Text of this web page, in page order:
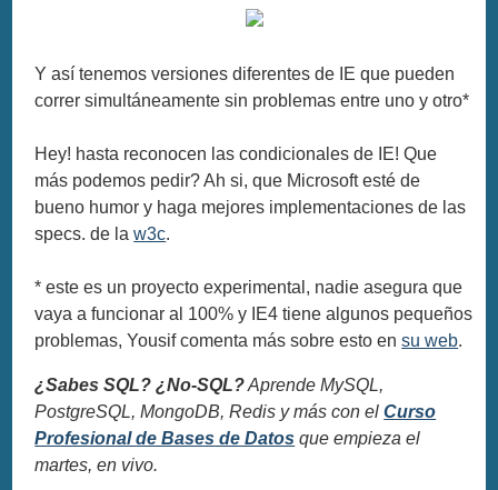
Y así tenemos versiones diferentes de IE que pueden
correr simultáneamente sin problemas entre uno y otro*
Hey! hasta reconocen las condicionales de IE! Que
más podemos pedir? Ah si, que Microsoft esté de
bueno humor y haga mejores implementaciones de las
specs. de law3c.
* este es un proyecto experimental, nadie asegura que
vaya a funcionar al 100% y IE4 tiene algunos pequeños
problemas, Yousif comenta más sobre esto ensu web.
¿Sabes SQL? ¿No-SQL?Aprende MySQL,
PostgreSQL, MongoDB, Redis y más con elCurso
Profesional de Bases de Datos que empieza el
martes, en vivo.